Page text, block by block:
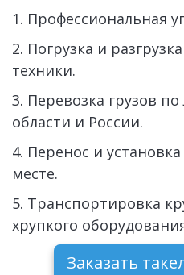
1. Профессиональная
2. Погрузка и
техники.
3. Перевозка грузов
области и России.
4. Перенос и
месте.
5. Транспортировка
хрупкого
Заказать